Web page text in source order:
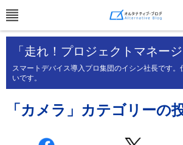
「走れ！プロジェクトマネージ
スマートデバイス導入プロ集団のイシン社長です。
いです。
「カメラ」カテゴリーの